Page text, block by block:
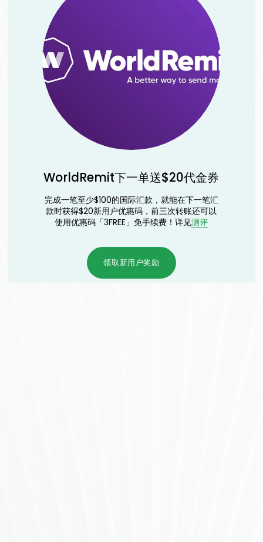
WorldRemit下一单送$20代金券
完成一笔至少$100的国际汇款，就能在下一笔汇
款时获得$20新用户优惠码，前三次转账还可以
使用优惠码「3FREE」免手续费！详见测评
领取新用户奖励